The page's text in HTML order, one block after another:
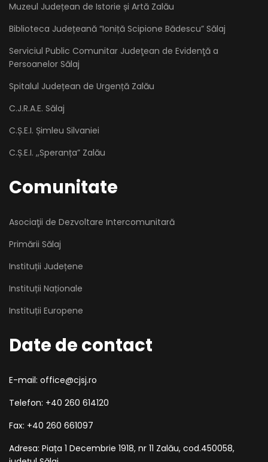
Muzeul Județean de Istorie și Artă Zalău
Biblioteca Județeană “Ioniță Scipione Bădescu” Sălaj
Serviciul Public Comunitar Judeţean de Evidenţă a
Persoanelor Sălaj
Spitalul Județean de Urgență Zalău
C.J.R.A.E. Sălaj
C.Ș.E.I. Șimleu Silvaniei
C.Ș.E.I. ,,Speranța” Zalău
Comunitate
Asociaţii de Dezvoltare Intercomunitară
Primării Sălaj
Instituții Județene
Instituții Naționale
Instituții Europene
Date de contact
E-mail: office@cjsj.ro
Telefon: +40 260 614120
Fax: +40 260 661097
Adresa: Piața 1 Decembrie 1918, nr 11 Zalău, cod.450058,